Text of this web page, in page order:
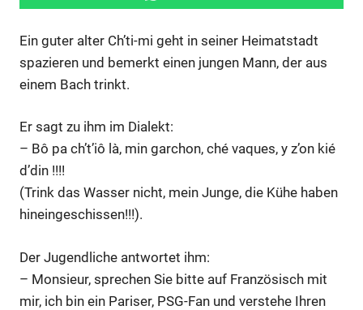
Ein guter alter Ch’ti-mi geht in seiner Heimatstadt
spazieren und bemerkt einen jungen Mann, der aus
einem Bach trinkt.
Er sagt zu ihm im Dialekt:
– Bô pa ch’t’iô là, min garchon, ché vaques, y z’on kié
d’din !!!!
(Trink das Wasser nicht, mein Junge, die Kühe haben
hineingeschissen!!!).
Der Jugendliche antwortet ihm:
– Monsieur, sprechen Sie bitte auf Französisch mit
mir, ich bin ein Pariser, PSG-Fan und verstehe Ihren